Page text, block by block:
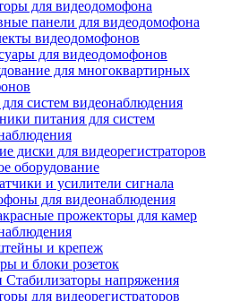
для видеодомофона
панели для видеодомофона
видеодомофонов
для видеодомофонов
для многоквартирных
систем видеонаблюдения
питания для систем
диски для видеорегистраторов
оборудование
и усилители сигнала
для видеонаблюдения
прожекторы для камер
и крепеж
и блоки розеток
напряжения
для видеорегистраторов